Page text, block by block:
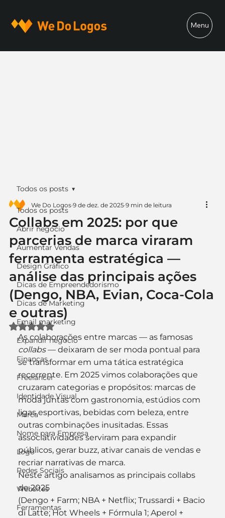
Menu
Todos os posts
Abrir negócio
Aumentar Vendas
Design Gráfico
Dicas de Empreendedorismo
Dicas de Marketing
Email marketing
Expandir negócio
Finanças
Freelancer
Identidade Visual
Marca
Nome para Empresa
Logo
Redes Sociais
Websites
Ferramentas
Todos os posts
Collabs em 2025: por que
parcerias de marca viraram
ferramenta estratégica —
análise das principais ações
(Dengo, NBA, Evian, Coca-Cola
e outras)
We Do Logos 9 de dez. de 2025 9 min de leitura
Avaliado com NaN de 5 estrelas.
As colaborações entre marcas — as famosas
collabs — deixaram de ser moda pontual para
se transformar em uma tática estratégica
recorrente. Em 2025 vimos colaborações que
cruzaram categorias e propósitos: marcas de
moda juntas com gastronomia, estúdios com
ligas esportivas, bebidas com beleza, entre
outras combinações inusitadas. Essas
associatividades serviram para expandir
públicos, gerar buzz, ativar canais de vendas e
recriar narrativas de marca.
Neste artigo analisamos as principais collabs
de 2025
(Dengo + Farm; NBA + Netflix; Trussardi + Bacio
di Latte; Hot Wheels + Fórmula 1; Aperol +